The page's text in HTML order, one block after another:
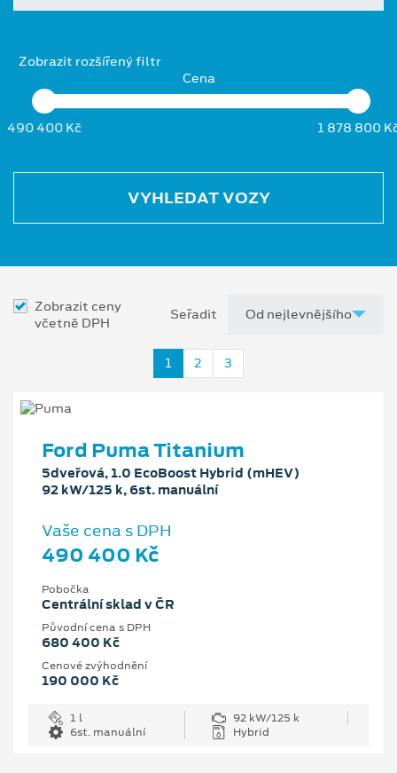
Zobrazit rozšířený filtr
Cena
490 400 Kč 1 878 800
VYHLEDAT VOZY
Zobrazit ceny
včetně DPH
Seřadit
1 2 3
Ford Puma Titanium
5dveřová, 1.0 EcoBoost Hybrid (mHEV)
92 kW/125 k, 6st. manuální
Vaše cena s DPH
490 400 Kč
Pobočka
Centrální sklad v ČR
Původní cena s DPH
680 400 Kč
Cenové zvýhodnění
190 000 Kč
1 l
92 kW/125 k
6st. manuální
Hybrid